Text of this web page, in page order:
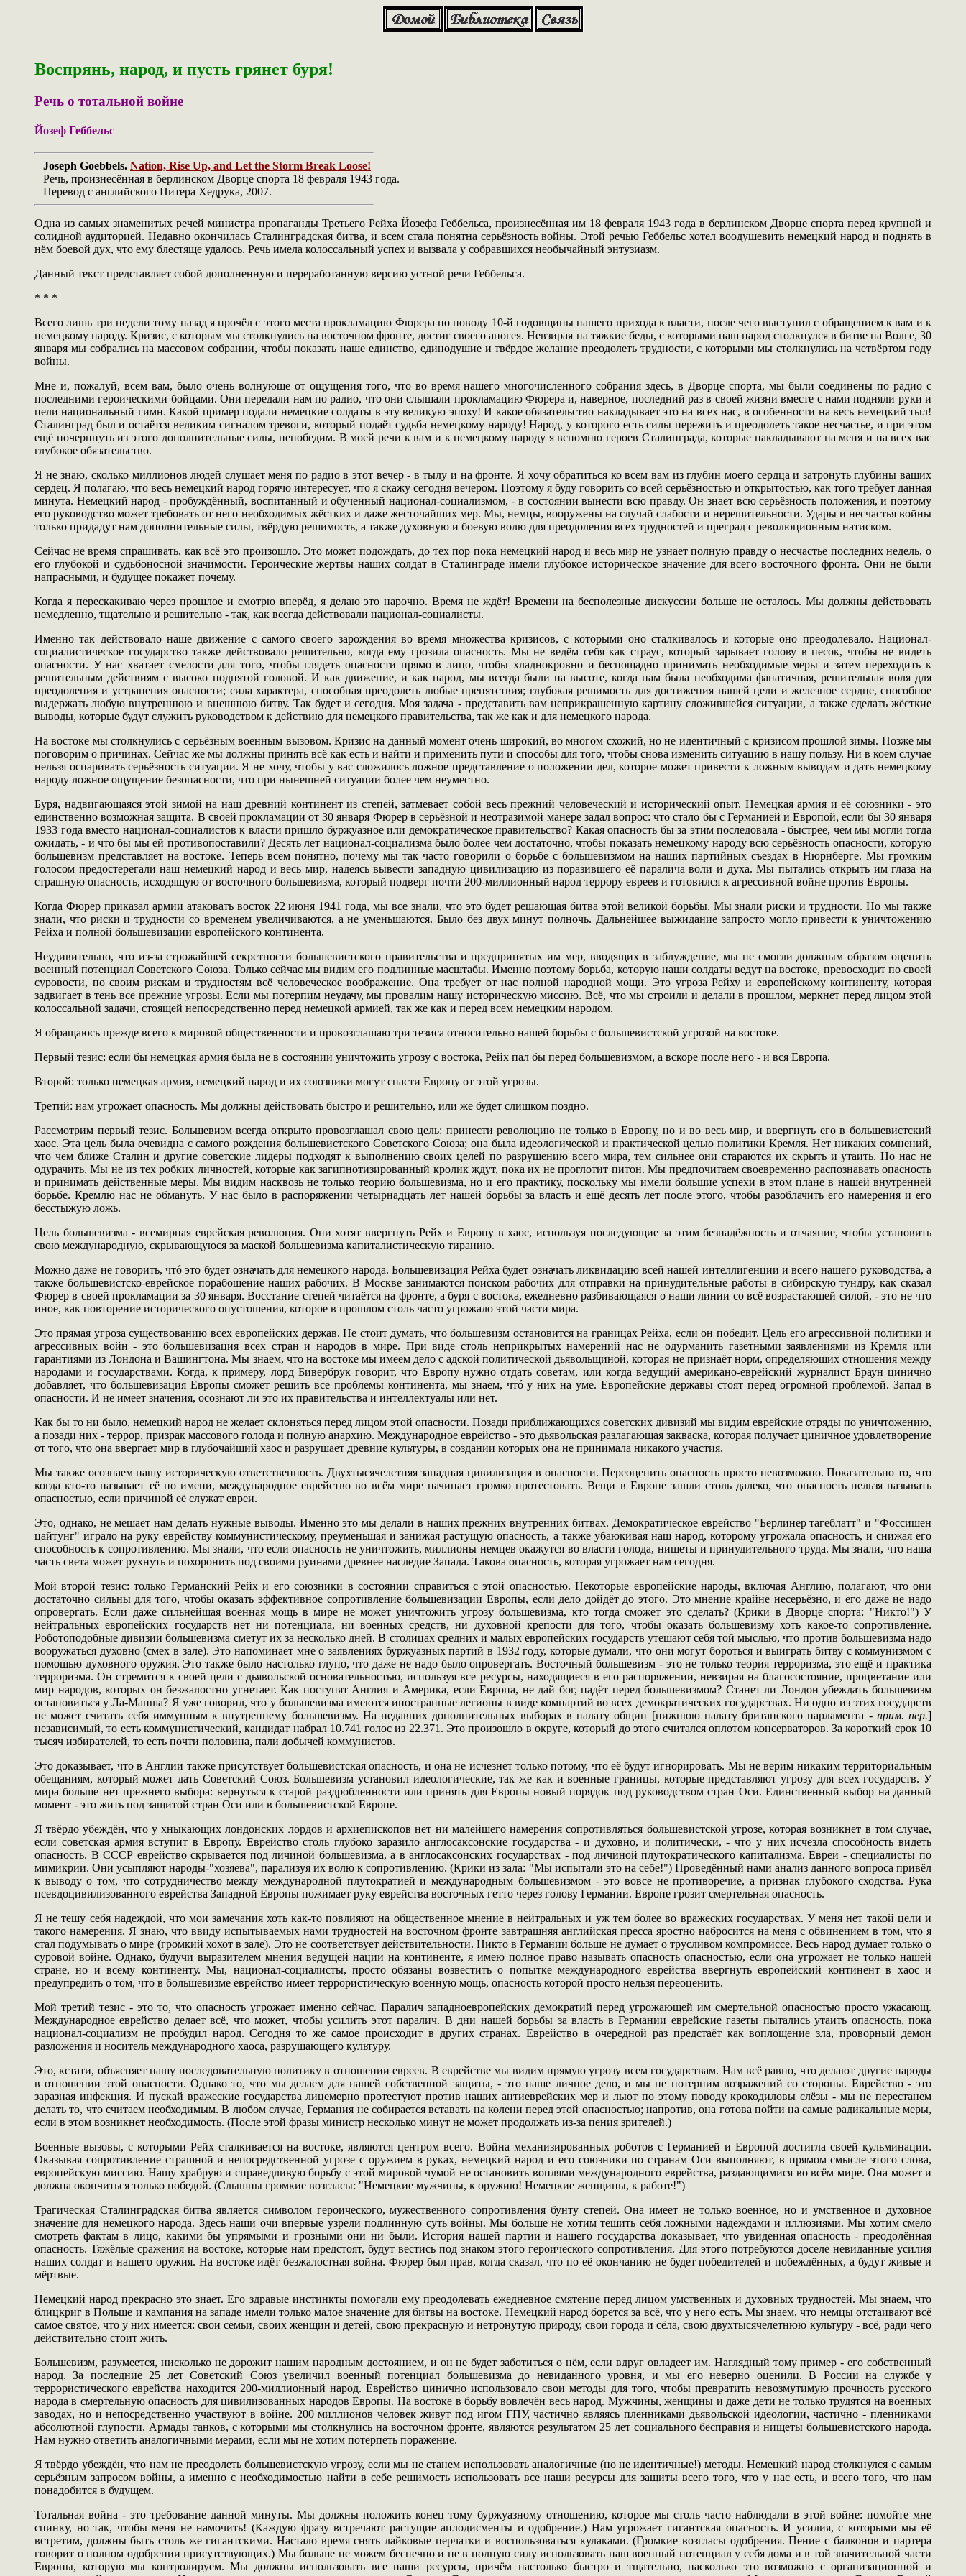
Воспрянь, народ, и пусть грянет буря!
Речь о тотальной войне
Йозеф Геббельс
Joseph Goebbels. Nation, Rise Up, and Let the Storm Break Loose!
Речь, произнесённая в берлинском Дворце спорта 18 февраля 1943 года.
Перевод с английского Питера Хедрука, 2007.
Одна из самых знаменитых речей министра пропаганды Третьего Рейха Йозефа Геббельса, произнесённая им 18 февраля 1943 года в берлинском Дворце спорта перед крупной и
солидной аудиторией. Недавно окончилась Сталинградская битва, и всем стала понятна серьёзность войны. Этой речью Геббельс хотел воодушевить немецкий народ и поднять в
нём боевой дух, что ему блестяще удалось. Речь имела колоссальный успех и вызвала у собравшихся необычайный энтузиазм.
Данный текст представляет собой дополненную и переработанную версию устной речи Геббельса.
* * *
Всего лишь три недели тому назад я прочёл с этого места прокламацию Фюрера по поводу 10-й годовщины нашего прихода к власти, после чего выступил с обращением к вам и к
немецкому народу. Кризис, с которым мы столкнулись на восточном фронте, достиг своего апогея. Невзирая на тяжкие беды, с которыми наш народ столкнулся в битве на Волге, 30
января мы собрались на массовом собрании, чтобы показать наше единство, единодушие и твёрдое желание преодолеть трудности, с которыми мы столкнулись на четвёртом году
войны.
Мне и, пожалуй, всем вам, было очень волнующе от ощущения того, что во время нашего многочисленного собрания здесь, в Дворце спорта, мы были соединены по радио с
последними героическими бойцами. Они передали нам по радио, что они слышали прокламацию Фюрера и, наверное, последний раз в своей жизни вместе с нами подняли руки и
пели национальный гимн. Какой пример подали немецкие солдаты в эту великую эпоху! И какое обязательство накладывает это на всех нас, в особенности на весь немецкий тыл!
Сталинград был и остаётся великим сигналом тревоги, который подаёт судьба немецкому народу! Народ, у которого есть силы пережить и преодолеть такое несчастье, и при этом
ещё почерпнуть из этого дополнительные силы, непобедим. В моей речи к вам и к немецкому народу я вспомню героев Сталинграда, которые накладывают на меня и на всех вас
глубокое обязательство.
Я не знаю, сколько миллионов людей слушает меня по радио в этот вечер - в тылу и на фронте. Я хочу обратиться ко всем вам из глубин моего сердца и затронуть глубины ваших
сердец. Я полагаю, что весь немецкий народ горячо интересует, что я скажу сегодня вечером. Поэтому я буду говорить со всей серьёзностью и открытостью, как того требует данная
минута. Немецкий народ - пробуждённый, воспитанный и обученный национал-социализмом, - в состоянии вынести всю правду. Он знает всю серьёзность положения, и поэтому
его руководство может требовать от него необходимых жёстких и даже жесточайших мер. Мы, немцы, вооружены на случай слабости и нерешительности. Удары и несчастья войны
только придадут нам дополнительные силы, твёрдую решимость, а также духовную и боевую волю для преодоления всех трудностей и преград с революционным натиском.
Сейчас не время спрашивать, как всё это произошло. Это может подождать, до тех пор пока немецкий народ и весь мир не узнает полную правду о несчастье последних недель, о
его глубокой и судьбоносной значимости. Героические жертвы наших солдат в Сталинграде имели глубокое историческое значение для всего восточного фронта. Они не были
напрасными, и будущее покажет почему.
Когда я перескакиваю через прошлое и смотрю вперёд, я делаю это нарочно. Время не ждёт! Времени на бесполезные дискуссии больше не осталось. Мы должны действовать
немедленно, тщательно и решительно - так, как всегда действовали национал-социалисты.
Именно так действовало наше движение с самого своего зарождения во время множества кризисов, с которыми оно сталкивалось и которые оно преодолевало. Национал-
социалистическое государство также действовало решительно, когда ему грозила опасность. Мы не ведём себя как страус, который зарывает голову в песок, чтобы не видеть
опасности. У нас хватает смелости для того, чтобы глядеть опасности прямо в лицо, чтобы хладнокровно и беспощадно принимать необходимые меры и затем переходить к
решительным действиям с высоко поднятой головой. И как движение, и как народ, мы всегда были на высоте, когда нам была необходима фанатичная, решительная воля для
преодоления и устранения опасности; сила характера, способная преодолеть любые препятствия; глубокая решимость для достижения нашей цели и железное сердце, способное
выдержать любую внутреннюю и внешнюю битву. Так будет и сегодня. Моя задача - представить вам неприкрашенную картину сложившейся ситуации, а также сделать жёсткие
выводы, которые будут служить руководством к действию для немецкого правительства, так же как и для немецкого народа.
На востоке мы столкнулись с серьёзным военным вызовом. Кризис на данный момент очень широкий, во многом схожий, но не идентичный с кризисом прошлой зимы. Позже мы
поговорим о причинах. Сейчас же мы должны принять всё как есть и найти и применить пути и способы для того, чтобы снова изменить ситуацию в нашу пользу. Ни в коем случае
нельзя оспаривать серьёзность ситуации. Я не хочу, чтобы у вас сложилось ложное представление о положении дел, которое может привести к ложным выводам и дать немецкому
народу ложное ощущение безопасности, что при нынешней ситуации более чем неуместно.
Буря, надвигающаяся этой зимой на наш древний континент из степей, затмевает собой весь прежний человеческий и исторический опыт. Немецкая армия и её союзники - это
единственно возможная защита. В своей прокламации от 30 января Фюрер в серьёзной и неотразимой манере задал вопрос: что стало бы с Германией и Европой, если бы 30 января
1933 года вместо национал-социалистов к власти пришло буржуазное или демократическое правительство? Какая опасность бы за этим последовала - быстрее, чем мы могли тогда
ожидать, - и что бы мы ей противопоставили? Десять лет национал-социализма было более чем достаточно, чтобы показать немецкому народу всю серьёзность опасности, которую
большевизм представляет на востоке. Теперь всем понятно, почему мы так часто говорили о борьбе с большевизмом на наших партийных съездах в Нюрнберге. Мы громким
голосом предостерегали наш немецкий народ и весь мир, надеясь вывести западную цивилизацию из поразившего её паралича воли и духа. Мы пытались открыть им глаза на
страшную опасность, исходящую от восточного большевизма, который подверг почти 200-миллионный народ террору евреев и готовился к агрессивной войне против Европы.
Когда Фюрер приказал армии атаковать восток 22 июня 1941 года, мы все знали, что это будет решающая битва этой великой борьбы. Мы знали риски и трудности. Но мы также
знали, что риски и трудности со временем увеличиваются, а не уменьшаются. Было без двух минут полночь. Дальнейшее выжидание запросто могло привести к уничтожению
Рейха и полной большевизации европейского континента.
Неудивительно, что из-за строжайшей секретности большевистского правительства и предпринятых им мер, вводящих в заблуждение, мы не смогли должным образом оценить
военный потенциал Советского Союза. Только сейчас мы видим его подлинные масштабы. Именно поэтому борьба, которую наши солдаты ведут на востоке, превосходит по своей
суровости, по своим рискам и трудностям всё человеческое воображение. Она требует от нас полной народной мощи. Это угроза Рейху и европейскому континенту, которая
задвигает в тень все прежние угрозы. Если мы потерпим неудачу, мы провалим нашу историческую миссию. Всё, что мы строили и делали в прошлом, меркнет перед лицом этой
колоссальной задачи, стоящей непосредственно перед немецкой армией, так же как и перед всем немецким народом.
Я обращаюсь прежде всего к мировой общественности и провозглашаю три тезиса относительно нашей борьбы с большевистской угрозой на востоке.
Первый тезис: если бы немецкая армия была не в состоянии уничтожить угрозу с востока, Рейх пал бы перед большевизмом, а вскоре после него - и вся Европа.
Второй: только немецкая армия, немецкий народ и их союзники могут спасти Европу от этой угрозы.
Третий: нам угрожает опасность. Мы должны действовать быстро и решительно, или же будет слишком поздно.
Рассмотрим первый тезис. Большевизм всегда открыто провозглашал свою цель: принести революцию не только в Европу, но и во весь мир, и ввергнуть его в большевистский
хаос. Эта цель была очевидна с самого рождения большевистского Советского Союза; она была идеологической и практической целью политики Кремля. Нет никаких сомнений,
что чем ближе Сталин и другие советские лидеры подходят к выполнению своих целей по разрушению всего мира, тем сильнее они стараются их скрыть и утаить. Но нас не
одурачить. Мы не из тех робких личностей, которые как загипнотизированный кролик ждут, пока их не проглотит питон. Мы предпочитаем своевременно распознавать опасность
и принимать действенные меры. Мы видим насквозь не только теорию большевизма, но и его практику, поскольку мы имели большие успехи в этом плане в нашей внутренней
борьбе. Кремлю нас не обмануть. У нас было в распоряжении четырнадцать лет нашей борьбы за власть и ещё десять лет после этого, чтобы разоблачить его намерения и его
бесстыжую ложь.
Цель большевизма - всемирная еврейская революция. Они хотят ввергнуть Рейх и Европу в хаос, используя последующие за этим безнадёжность и отчаяние, чтобы установить
свою международную, скрывающуюся за маской большевизма капиталистическую тиранию.
Можно даже не говорить, чтó это будет означать для немецкого народа. Большевизация Рейха будет означать ликвидацию всей нашей интеллигенции и всего нашего руководства, а
также большевистско-еврейское порабощение наших рабочих. В Москве занимаются поиском рабочих для отправки на принудительные работы в сибирскую тундру, как сказал
Фюрер в своей прокламации за 30 января. Восстание степей читаётся на фронте, а буря с востока, ежедневно разбивающаяся о наши линии со всё возрастающей силой, - это не что
иное, как повторение исторического опустошения, которое в прошлом столь часто угрожало этой части мира.
Это прямая угроза существованию всех европейских держав. Не стоит думать, что большевизм остановится на границах Рейха, если он победит. Цель его агрессивной политики и
агрессивных войн - это большевизация всех стран и народов в мире. При виде столь неприкрытых намерений нас не одурманить газетными заявлениями из Кремля или
гарантиями из Лондона и Вашингтона. Мы знаем, что на востоке мы имеем дело с адской политической дьявольщиной, которая не признаёт норм, определяющих отношения между
народами и государствами. Когда, к примеру, лорд Бивербрук говорит, что Европу нужно отдать советам, или когда ведущий американо-еврейский журналист Браун цинично
добавляет, что большевизация Европы сможет решить все проблемы континента, мы знаем, чтó у них на уме. Европейские державы стоят перед огромной проблемой. Запад в
опасности. И не имеет значения, осознают ли это их правительства и интеллектуалы или нет.
Как бы то ни было, немецкий народ не желает склоняться перед лицом этой опасности. Позади приближающихся советских дивизий мы видим еврейские отряды по уничтожению,
а позади них - террор, призрак массового голода и полную анархию. Международное еврейство - это дьявольская разлагающая закваска, которая получает циничное удовлетворение
от того, что она ввергает мир в глубочайший хаос и разрушает древние культуры, в создании которых она не принимала никакого участия.
Мы также осознаем нашу историческую ответственность. Двухтысячелетняя западная цивилизация в опасности. Переоценить опасность просто невозможно. Показательно то, что
когда кто-то называет её по имени, международное еврейство во всём мире начинает громко протестовать. Вещи в Европе зашли столь далеко, что опасность нельзя называть
опасностью, если причиной её служат евреи.
Это, однако, не мешает нам делать нужные выводы. Именно это мы делали в наших прежних внутренних битвах. Демократическое еврейство "Берлинер тагеблатт" и "Фоссишен
цайтунг" играло на руку еврейству коммунистическому, преуменьшая и занижая растущую опасность, а также убаюкивая наш народ, которому угрожала опасность, и снижая его
способность к сопротивлению. Мы знали, что если опасность не уничтожить, миллионы немцев окажутся во власти голода, нищеты и принудительного труда. Мы знали, что наша
часть света может рухнуть и похоронить под своими руинами древнее наследие Запада. Такова опасность, которая угрожает нам сегодня.
Мой второй тезис: только Германский Рейх и его союзники в состоянии справиться с этой опасностью. Некоторые европейские народы, включая Англию, полагают, что они
достаточно сильны для того, чтобы оказать эффективное сопротивление большевизации Европы, если дело дойдёт до этого. Это мнение крайне несерьёзно, и его даже не надо
опровергать. Если даже сильнейшая военная мощь в мире не может уничтожить угрозу большевизма, кто тогда сможет это сделать? (Крики в Дворце спорта: "Никто!") У
нейтральных европейских государств нет ни потенциала, ни военных средств, ни духовной крепости для того, чтобы оказать большевизму хоть какое-то сопротивление.
Роботоподобные дивизии большевизма сметут их за несколько дней. В столицах средних и малых европейских государств утешают себя той мыслью, что против большевизма надо
вооружаться духовно (смех в зале). Это напоминает мне о заявлениях буржуазных партий в 1932 году, которые думали, что они могут бороться и выиграть битву с коммунизмом с
помощью духовного оружия. Это также было настолько глупо, что даже не надо было опровергать. Восточный большевизм - это не только теория терроризма, это ещё и практика
терроризма. Он стремится к своей цели с дьявольской основательностью, используя все ресурсы, находящиеся в его распоряжении, невзирая на благосостояние, процветание или
мир народов, которых он безжалостно угнетает. Как поступят Англия и Америка, если Европа, не дай бог, падёт перед большевизмом? Станет ли Лондон убеждать большевизм
остановиться у Ла-Манша? Я уже говорил, что у большевизма имеются иностранные легионы в виде компартий во всех демократических государствах. Ни одно из этих государств
не может считать себя иммунным к внутреннему большевизму. На недавних дополнительных выборах в палату общин [нижнюю палату британского парламента - прим. пер.]
независимый, то есть коммунистический, кандидат набрал 10.741 голос из 22.371. Это произошло в округе, который до этого считался оплотом консерваторов. За короткий срок 10
тысяч избирателей, то есть почти половина, пали добычей коммунистов.
Это доказывает, что в Англии также присутствует большевистская опасность, и она не исчезнет только потому, что её будут игнорировать. Мы не верим никаким территориальным
обещаниям, который может дать Советский Союз. Большевизм установил идеологические, так же как и военные границы, которые представляют угрозу для всех государств. У
мира больше нет прежнего выбора: вернуться к старой раздробленности или принять для Европы новый порядок под руководством стран Оси. Единственный выбор на данный
момент - это жить под защитой стран Оси или в большевистской Европе.
Я твёрдо убеждён, что у хныкающих лондонских лордов и архиепископов нет ни малейшего намерения сопротивляться большевистской угрозе, которая возникнет в том случае,
если советская армия вступит в Европу. Еврейство столь глубоко заразило англосаксонские государства - и духовно, и политически, - что у них исчезла способность видеть
опасность. В СССР еврейство скрывается под личиной большевизма, а в англосаксонских государствах - под личиной плутократического капитализма. Евреи - специалисты по
мимикрии. Они усыпляют народы-"хозяева", парализуя их волю к сопротивлению. (Крики из зала: "Мы испытали это на себе!") Проведённый нами анализ данного вопроса привёл
к выводу о том, что сотрудничество между международной плутократией и международным большевизмом - это вовсе не противоречие, а признак глубокого сходства. Рука
псевдоцивилизованного еврейства Западной Европы пожимает руку еврейства восточных гетто через голову Германии. Европе грозит смертельная опасность.
Я не тешу себя надеждой, что мои замечания хоть как-то повлияют на общественное мнение в нейтральных и уж тем более во вражеских государствах. У меня нет такой цели и
такого намерения. Я знаю, что ввиду испытываемых нами трудностей на восточном фронте завтрашняя английская пресса яростно набросится на меня с обвинением в том, что я
стал подумывать о мире (громкий хохот в зале). Это не соответствует действительности. Никто в Германии больше не думает о трусливом компромиссе. Весь народ думает только о
суровой войне. Однако, будучи выразителем мнения ведущей нации на континенте, я имею полное право называть опасность опасностью, если она угрожает не только нашей
стране, но и всему континенту. Мы, национал-социалисты, просто обязаны возвестить о попытке международного еврейства ввергнуть европейский континент в хаос и
предупредить о том, что в большевизме еврейство имеет террористическую военную мощь, опасность которой просто нельзя переоценить.
Мой третий тезис - это то, что опасность угрожает именно сейчас. Паралич западноевропейских демократий перед угрожающей им смертельной опасностью просто ужасающ.
Международное еврейство делает всё, что может, чтобы усилить этот паралич. В дни нашей борьбы за власть в Германии еврейские газеты пытались утаить опасность, пока
национал-социализм не пробудил народ. Сегодня то же самое происходит в других странах. Еврейство в очередной раз предстаёт как воплощение зла, проворный демон
разложения и носитель международного хаоса, разрушающего культуру.
Это, кстати, объясняет нашу последовательную политику в отношении евреев. В еврействе мы видим прямую угрозу всем государствам. Нам всё равно, что делают другие народы
в отношении этой опасности. Однако то, что мы делаем для нашей собственной защиты, - это наше личное дело, и мы не потерпим возражений со стороны. Еврейство - это
заразная инфекция. И пускай вражеские государства лицемерно протестуют против наших антиеврейских мер и льют по этому поводу крокодиловы слёзы - мы не перестанем
делать то, что считаем необходимым. В любом случае, Германия не собирается вставать на колени перед этой опасностью; напротив, она готова пойти на самые радикальные меры,
если в этом возникнет необходимость. (После этой фразы министр несколько минут не может продолжать из-за пения зрителей.)
Военные вызовы, с которыми Рейх сталкивается на востоке, являются центром всего. Война механизированных роботов с Германией и Европой достигла своей кульминации.
Оказывая сопротивление страшной и непосредственной угрозе с оружием в руках, немецкий народ и его союзники по странам Оси выполняют, в прямом смысле этого слова,
европейскую миссию. Нашу храбрую и справедливую борьбу с этой мировой чумой не остановить воплями международного еврейства, раздающимися во всём мире. Она может и
должна окончиться только победой. (Слышны громкие возгласы: "Немецкие мужчины, к оружию! Немецкие женщины, к работе!")
Трагическая Сталинградская битва является символом героического, мужественного сопротивления бунту степей. Она имеет не только военное, но и умственное и духовное
значение для немецкого народа. Здесь наши очи впервые узрели подлинную суть войны. Мы больше не хотим тешить себя ложными надеждами и иллюзиями. Мы хотим смело
смотреть фактам в лицо, какими бы упрямыми и грозными они ни были. История нашей партии и нашего государства доказывает, что увиденная опасность - преодолённая
опасность. Тяжёлые сражения на востоке, которые нам предстоят, будут вестись под знаком этого героического сопротивления. Для этого потребуются доселе невиданные усилия
наших солдат и нашего оружия. На востоке идёт безжалостная война. Фюрер был прав, когда сказал, что по её окончанию не будет победителей и побеждённых, а будут живые и
мёртвые.
Немецкий народ прекрасно это знает. Его здравые инстинкты помогали ему преодолевать ежедневное смятение перед лицом умственных и духовных трудностей. Мы знаем, что
блицкриг в Польше и кампания на западе имели только малое значение для битвы на востоке. Немецкий народ борется за всё, что у него есть. Мы знаем, что немцы отстаивают всё
самое святое, что у них имеется: свои семьи, своих женщин и детей, свою прекрасную и нетронутую природу, свои города и сёла, свою двухтысячелетнюю культуру - всё, ради чего
действительно стоит жить.
Большевизм, разумеется, нисколько не дорожит нашим народным достоянием, и он не будет заботиться о нём, если вдруг овладеет им. Наглядный тому пример - его собственный
народ. За последние 25 лет Советский Союз увеличил военный потенциал большевизма до невиданного уровня, и мы его неверно оценили. В России на службе у
террористического еврейства находится 200-миллионный народ. Еврейство цинично использовало свои методы для того, чтобы превратить невозмутимую прочность русского
народа в смертельную опасность для цивилизованных народов Европы. На востоке в борьбу вовлечён весь народ. Мужчины, женщины и даже дети не только трудятся на военных
заводах, но и непосредственно участвуют в войне. 200 миллионов человек живут под игом ГПУ, частично являясь пленниками дьявольской идеологии, частично - пленниками
абсолютной глупости. Армады танков, с которыми мы столкнулись на восточном фронте, являются результатом 25 лет социального бесправия и нищеты большевистского народа.
Нам нужно ответить аналогичными мерами, если мы не хотим потерпеть поражение.
Я твёрдо убеждён, что нам не преодолеть большевистскую угрозу, если мы не станем использовать аналогичные (но не идентичные!) методы. Немецкий народ столкнулся с самым
серьёзным запросом войны, а именно с необходимостью найти в себе решимость использовать все наши ресурсы для защиты всего того, что у нас есть, и всего того, что нам
понадобится в будущем.
Тотальная война - это требование данной минуты. Мы должны положить конец тому буржуазному отношению, которое мы столь часто наблюдали в этой войне: помойте мне
спинку, но так, чтобы меня не намочить! (Каждую фразу встречают растущие аплодисменты и одобрение.) Нам угрожает гигантская опасность. И усилия, с которыми мы её
встретим, должны быть столь же гигантскими. Настало время снять лайковые перчатки и воспользоваться кулаками. (Громкие возгласы одобрения. Пение с балконов и партера
говорит о полном одобрении присутствующих.) Мы больше не можем беспечно и не в полную силу использовать наш военный потенциал у себя дома и в той значительной части
Европы, которую мы контролируем. Мы должны использовать все наши ресурсы, причём настолько быстро и тщательно, насколько это возможно с организационной и